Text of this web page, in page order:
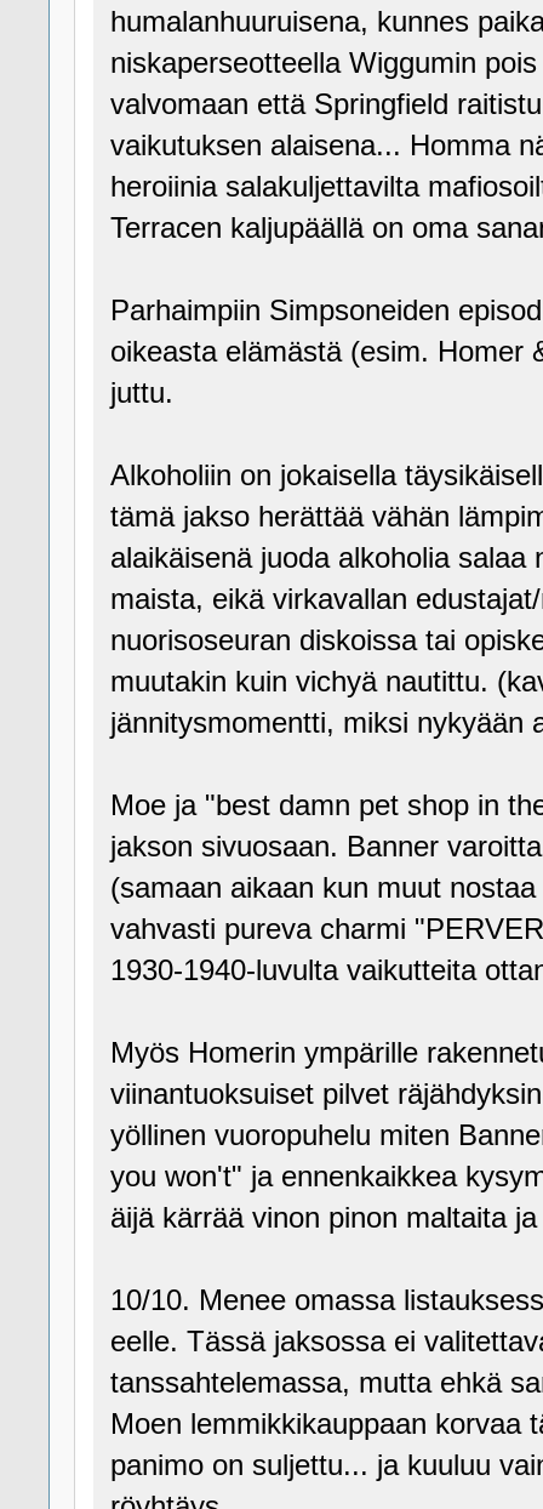
humalanhuuruisena, kunnes
niskaperseotteella Wiggumin
valvomaan että Springfield
vaikutuksen alaisena... Homma
heroiinia salakuljettavilta
Terracen kaljupäällä on oma
Parhaimpiin Simpsoneiden
oikeasta elämästä (esim. Homer
juttu.
Alkoholiin on jokaisella
tämä jakso herättää vähän
alaikäisenä juoda alkoholia
maista, eikä virkavallan
nuorisoseuran diskoissa tai
muutakin kuin vichyä nautittu.
jännitysmomentti, miksi nykyään
Moe ja "best damn pet shop in
jakson sivuosaan. Banner
(samaan aikaan kun muut
vahvasti pureva charmi
1930-1940-luvulta vaikutteita
Myös Homerin ympärille
viinantuoksuiset pilvet
yöllinen vuoropuhelu miten
you won't" ja ennenkaikkea
äijä kärrää vinon pinon maltaita
10/10. Menee omassa
eelle. Tässä jaksossa ei
tanssahtelemassa, mutta ehkä
Moen lemmikkikauppaan korvaa
panimo on suljettu... ja kuuluu